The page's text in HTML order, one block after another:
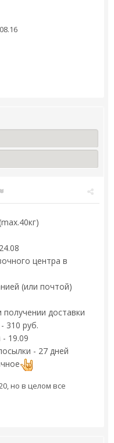
центра в
(или почтой)
доставки
310 руб.
19.09
- 27 дней
но в целом все